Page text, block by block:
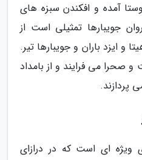
آمده و افکندن سبزه های
جویبارها تمثیلی است از
و ایزد باران و جویبارها تیر.
صحرا می فرایند و از بامداد
پردازند.
ویژه ای است که در درازای